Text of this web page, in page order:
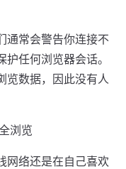
通常会警告你连接不
任何浏览器会话。
览数据，因此没有人
浏览
网络还是在自己喜欢